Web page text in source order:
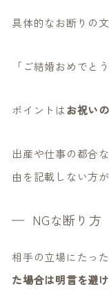
具体的なお断りの
「ご結婚おめでと
ポイントはお祝い
出産や仕事の都合
由を記載しない方が
NGな断り方
相手の立場にたっ
た場合は明言を避